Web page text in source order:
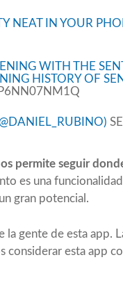
NEAT IN YOUR
WITH THE
HISTORY OF
permite seguir
es una
gran potencial.
la gente de esta app.
considerar esta app